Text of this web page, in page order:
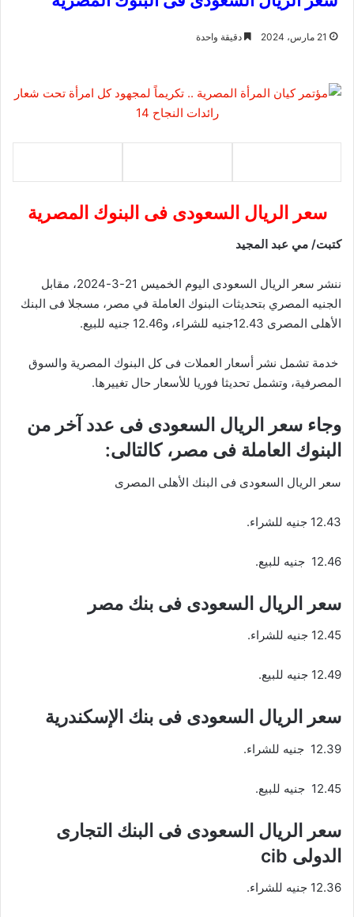
21 مارس، 2024 دقيقة واحدة
سعر الريال السعودى فى البنوك المصرية
كتبت/ مي عبد المجيد
ننشر سعر الريال السعودى اليوم الخميس 21-3-2024، مقابل
الجنيه المصري بتحديثات البنوك العاملة في مصر، مسجلا فى البنك
الأهلى المصرى 12.43جنيه للشراء، و12.46 جنيه للبيع.
خدمة تشمل نشر أسعار العملات فى كل البنوك المصرية والسوق
المصرفية، وتشمل تحديثا فوريا للأسعار حال تغييرها.
وجاء سعر الريال السعودى فى عدد آخر من
البنوك العاملة فى مصر، كالتالى:
سعر الريال السعودى فى البنك الأهلى المصرى
12.43 جنيه للشراء.
12.46 جنيه للبيع.
سعر الريال السعودى فى بنك مصر
12.45 جنيه للشراء.
12.49 جنيه للبيع.
سعر الريال السعودى فى بنك الإسكندرية
12.39 جنيه للشراء.
12.45 جنيه للبيع.
سعر الريال السعودى فى البنك التجارى
الدولى cib
12.36 جنيه للشراء.